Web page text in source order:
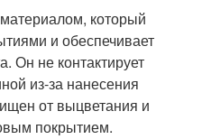
который
и обеспечивает
Он не контактирует
из-за нанесения
от выцветания и
покрытием.